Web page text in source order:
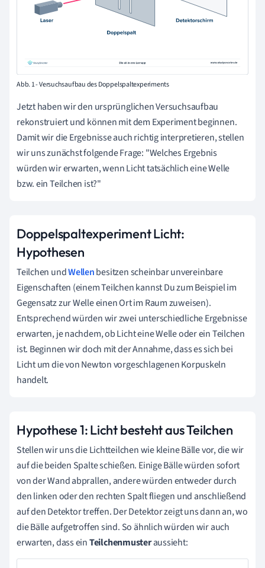
Abb. 1 - Versuchsaufbau des Doppelspaltexperiments
Jetzt haben wir den ursprünglichen Versuchsaufbau
rekonstruiert und können mit dem Experiment beginnen.
Damit wir die Ergebnisse auch richtig interpretieren, stellen
wir uns zunächst folgende Frage: "Welches Ergebnis
würden wir erwarten, wenn Licht tatsächlich eine Welle
bzw. ein Teilchen ist?"
Doppelspaltexperiment Licht:
Hypothesen
Teilchen undWellenbesitzen scheinbar unvereinbare
Eigenschaften (einem Teilchen kannst Du zum Beispiel im
Gegensatz zur Welle einen Ort im Raum zuweisen).
Entsprechend würden wir zwei unterschiedliche Ergebnisse
erwarten, je nachdem, ob Licht eine Welle oder ein Teilchen
ist. Beginnen wir doch mit der Annahme, dass es sich bei
Licht um die von Newton vorgeschlagenen Korpuskeln
handelt.
Hypothese 1: Licht besteht aus Teilchen
Stellen wir uns die Lichtteilchen wie kleine Bälle vor, die wir
auf die beiden Spalte schießen. Einige Bälle würden sofort
von der Wand abprallen, andere würden entweder durch
den linken oder den rechten Spalt fliegen und anschließend
auf den Detektor treffen. Der Detektor zeigt uns dann an, wo
die Bälle aufgetroffen sind. So ähnlich würden wir auch
erwarten, dass einTeilchenmusteraussieht: